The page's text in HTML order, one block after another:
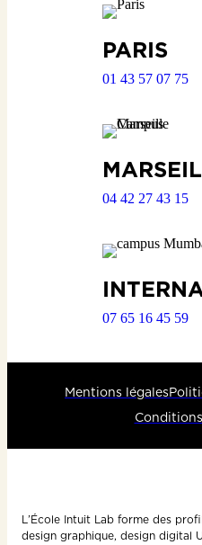
PARIS
01 43 57 07 75
04 42 27 43 15
07 65 16 45 59
Mentions légales
L’École Intuit Lab forme des
design graphique, design digital